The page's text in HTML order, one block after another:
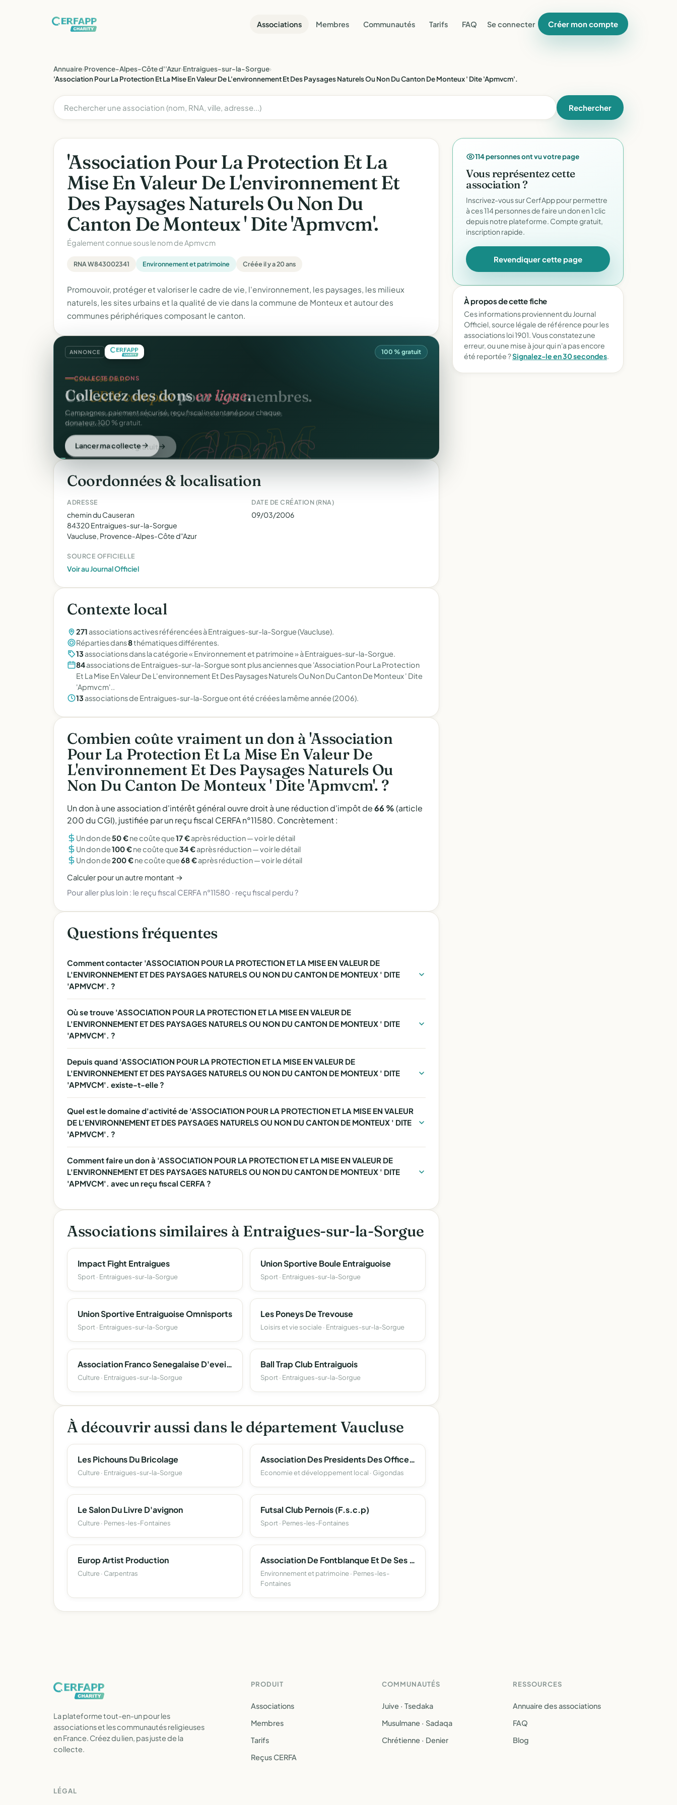
Associations Membres Communautés Tarifs FAQ Se connecter Créer mon compte
Annuaire›Provence-Alpes-Côte d''Azur›Entraigues-sur-la-Sorgue›
'Association Pour La Protection Et La Mise En Valeur De L'environnement Et Des Paysages Naturels Ou Non Du Canton De Monteux ' Dite 'Apmvcm'.
Rechercher
'Association Pour La Protection Et La
Mise En Valeur De L'environnement Et
Des Paysages Naturels Ou Non Du
Canton De Monteux ' Dite 'Apmvcm'.
Également connue sous le nom deApmvcm
RNA W843002341 Environnement et patrimoine Créée il y a 20 ans
Promouvoir, protéger et valoriser le cadre de vie, l'environnement, les paysages, les milieux
naturels, les sites urbains et la qualité de vie dans la commune de Monteux et autour des
communes périphériques composant le canton.
ANNONCE 100 % gratuit
dons.
COLLECTE DE DONS
Collectez des donsen ligne.
Campagnes, paiement sécurisé, reçu fiscal instantané pour chaque
donateur. 100 % gratuit.
Lancer ma collecte
Coordonnées & localisation
ADRESSE
chemin du Causeran
84320 Entraigues-sur-la-Sorgue
Vaucluse, Provence-Alpes-Côte d''Azur
DATE DE CRÉATION (RNA)
09/03/2006
SOURCE OFFICIELLE
Voir au Journal Officiel
Contexte local
271 associations actives référencées à Entraigues-sur-la-Sorgue (Vaucluse).
Réparties dans8thématiques différentes.
13associations dans la catégorie « Environnement et patrimoine » à Entraigues-sur-la-Sorgue.
84associations de Entraigues-sur-la-Sorgue sont plus anciennes que 'Association Pour La Protection
Et La Mise En Valeur De L'environnement Et Des Paysages Naturels Ou Non Du Canton De Monteux ' Dite
'Apmvcm'..
13associations de Entraigues-sur-la-Sorgue ont été créées la même année (2006).
Combien coûte vraiment un don à 'Association
Pour La Protection Et La Mise En Valeur De
L'environnement Et Des Paysages Naturels Ou
Non Du Canton De Monteux ' Dite 'Apmvcm'. ?
Un don à une association d'intérêt général ouvre droit à une réduction d'impôt de66 %(article
200 du CGI), justifiée par un reçu fiscal CERFA n°11580. Concrètement :
Un don de50 €ne coûte que17 €après réduction —voir le détail
Un don de100 €ne coûte que34 €après réduction —voir le détail
Un don de200 €ne coûte que68 €après réduction —voir le détail
Calculer pour un autre montant →
Pour aller plus loin : le reçu fiscal CERFA n°11580 · reçu fiscal perdu ?
Questions fréquentes
Comment contacter 'ASSOCIATION POUR LA PROTECTION ET LA MISE EN VALEUR DE
L'ENVIRONNEMENT ET DES PAYSAGES NATURELS OU NON DU CANTON DE MONTEUX ' DITE
'APMVCM'. ?
Où se trouve 'ASSOCIATION POUR LA PROTECTION ET LA MISE EN VALEUR DE
L'ENVIRONNEMENT ET DES PAYSAGES NATURELS OU NON DU CANTON DE MONTEUX ' DITE
'APMVCM'. ?
Depuis quand 'ASSOCIATION POUR LA PROTECTION ET LA MISE EN VALEUR DE
L'ENVIRONNEMENT ET DES PAYSAGES NATURELS OU NON DU CANTON DE MONTEUX ' DITE
'APMVCM'. existe-t-elle ?
Quel est le domaine d'activité de 'ASSOCIATION POUR LA PROTECTION ET LA MISE EN VALEUR
DE L'ENVIRONNEMENT ET DES PAYSAGES NATURELS OU NON DU CANTON DE MONTEUX ' DITE
'APMVCM'. ?
Comment faire un don à 'ASSOCIATION POUR LA PROTECTION ET LA MISE EN VALEUR DE
L'ENVIRONNEMENT ET DES PAYSAGES NATURELS OU NON DU CANTON DE MONTEUX ' DITE
'APMVCM'. avec un reçu fiscal CERFA ?
Associations similaires à Entraigues-sur-la-Sorgue
Impact Fight Entraigues
Sport · Entraigues-sur-la-Sorgue
Union Sportive Boule Entraiguoise
Sport · Entraigues-sur-la-Sorgue
Union Sportive Entraiguoise Omnisports
Sport · Entraigues-sur-la-Sorgue
Les Poneys De Trevouse
Loisirs et vie sociale · Entraigues-sur-la-Sorgue
Association Franco Senegalaise D'eveil Artistique
Culture · Entraigues-sur-la-Sorgue
Ball Trap Club Entraiguois
Sport · Entraigues-sur-la-Sorgue
À découvrir aussi dans le département Vaucluse
Les Pichouns Du Bricolage
Culture · Entraigues-sur-la-Sorgue
Association Des Presidents Des Offices De Tourisme Et Des Syndicats D' Initiative Des Communes De La Cove (Apotsi)
Economie et développement local · Gigondas
Le Salon Du Livre D'avignon
Culture · Pernes-les-Fontaines
Futsal Club Pernois (F.s.c.p)
Sport · Pernes-les-Fontaines
Europ Artist Production
Culture · Carpentras
Association De Fontblanque Et De Ses Environs
Environnement et patrimoine · Pernes-les-
Fontaines
114 personnes ont vu votre page
Vous représentez cette
association ?
Inscrivez-vous sur CerfApp pour permettre
à ces 114 personnes de faire un don en 1 clic
depuis notre plateforme. Compte gratuit,
inscription rapide.
Revendiquer cette page
À propos de cette fiche
Ces informations proviennent du Journal
Officiel, source légale de référence pour les
associations loi 1901. Vous constatez une
erreur, ou une mise à jour qui n'a pas encore
été reportée ?Signalez-le en 30 secondes.
La plateforme tout-en-un pour les
associations et les communautés religieuses
en France. Créez du lien, pas juste de la
collecte.
PRODUIT
Associations
Membres
Tarifs
Reçus CERFA
COMMUNAUTÉS
Juive · Tsedaka
Musulmane · Sadaqa
Chrétienne · Denier
RESSOURCES
Annuaire des associations
FAQ
Blog
LÉGAL